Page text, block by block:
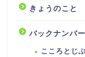
きょうのこと
バックナンバー
こころとじ